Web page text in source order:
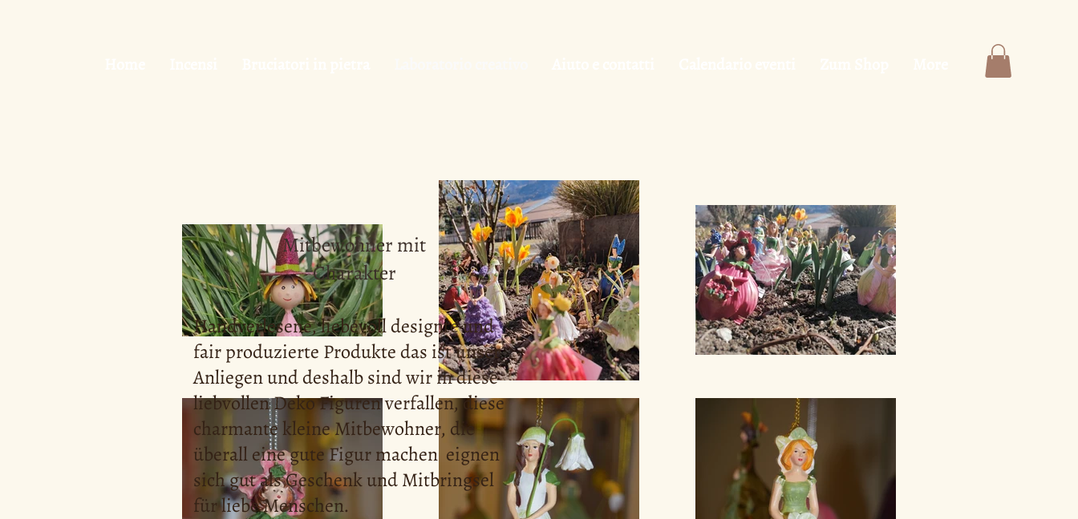
Mitbewohner mit
Charakter
Handverlesene, liebevoll designte und
fair produzierte Produkte das ist unser
Anliegen und deshalb sind wir in diese
liebvollen Deko Figuren verfallen, diese
charmante kleine Mitbewohner, die
überall eine gute Figur machen eignen
sich gut als Geschenk und Mitbringsel
für liebe Menschen.